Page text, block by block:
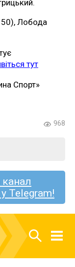
Лобода
тут
Спорт»
968
канал
Telegram!